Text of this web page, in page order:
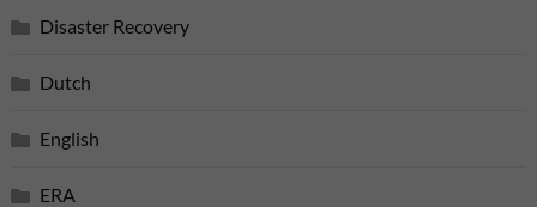
Disaster Recovery
Dutch
English
ERA